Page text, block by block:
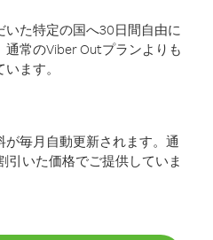
た特定の国へ30日間自由に
常のViber Outプランよりも
ます。
毎月自動更新されます。通
引いた価格でご提供していま